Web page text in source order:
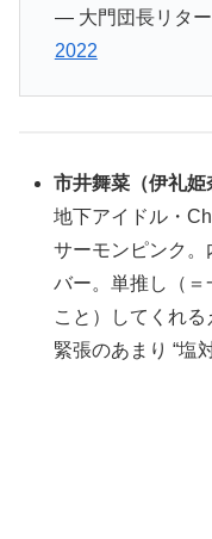
— 大門団長リタ
2022
市井舞菜 （伊礼姫
地下アイドル・
サーモンピンク
バー。単推し（
こと）してくれる
緊張のあまり “塩